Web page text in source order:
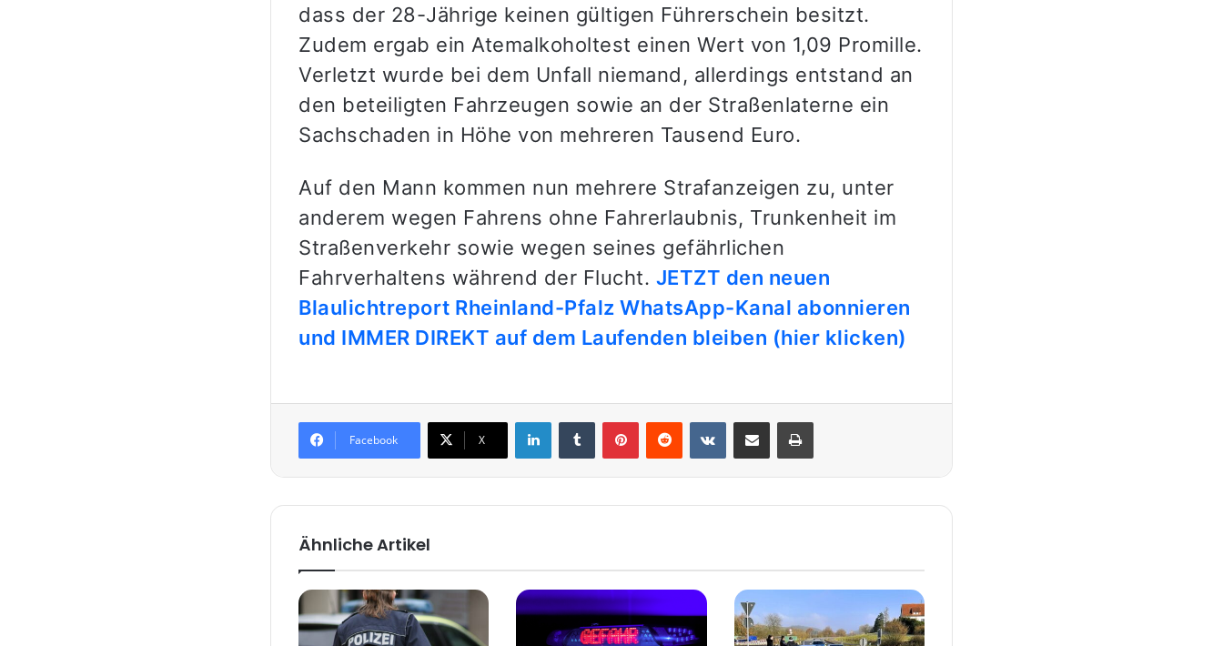
dass der 28-Jährige keinen gültigen Führerschein besitzt.
Zudem ergab ein Atemalkoholtest einen Wert von 1,09 Promille.
Verletzt wurde bei dem Unfall niemand, allerdings entstand an
den beteiligten Fahrzeugen sowie an der Straßenlaterne ein
Sachschaden in Höhe von mehreren Tausend Euro.
Auf den Mann kommen nun mehrere Strafanzeigen zu, unter
anderem wegen Fahrens ohne Fahrerlaubnis, Trunkenheit im
Straßenverkehr sowie wegen seines gefährlichen
Fahrverhaltens während der Flucht. JETZT den neuen
Blaulichtreport Rheinland-Pfalz WhatsApp-Kanal abonnieren
und IMMER DIREKT auf dem Laufenden bleiben (hier klicken)
Facebook X
LinkedInTumblr PinterestReddit VKontakte
Teile per E-Mail Drucken
Ähnliche Artikel